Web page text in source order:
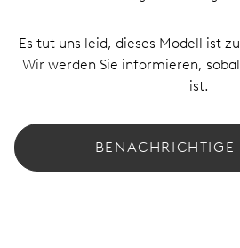
Es tut uns leid, dieses Modell ist
Wir werden Sie informieren,
ist.
BENACHRICHTIGE